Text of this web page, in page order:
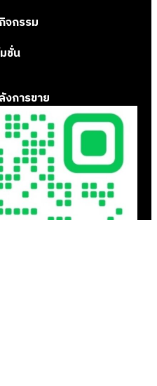
จกรรม
ชั่น
การขาย